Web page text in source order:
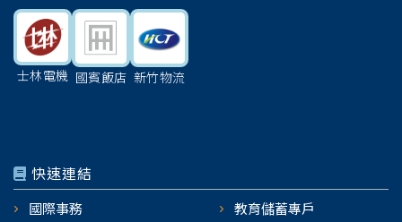
士林電機 國賓飯店 新竹物流
快速連結
國際事務 教育儲蓄專戶